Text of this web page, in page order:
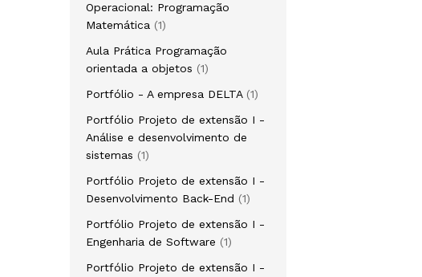
Operacional: Programação
Matemática
11
Aula Prática Programação
orientada a objetos
11
Portfólio - A empresa DELTA 11
Portfólio Projeto de extensão I -
Análise e desenvolvimento de
sistemas
11
Portfólio Projeto de extensão I -
Desenvolvimento Back-End
11
Portfólio Projeto de extensão I -
Engenharia de Software
11
Portfólio Projeto de extensão I -